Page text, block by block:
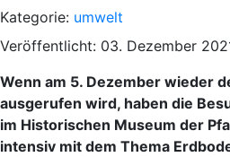
Kategorie: umwelt
Veröffentlicht: 03. Dezember
Wenn am 5. Dezember wieder
ausgerufen wird, haben die
im Historischen Museum der
intensiv mit dem Thema